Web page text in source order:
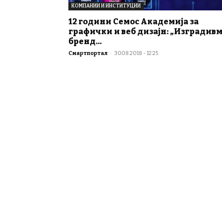
КОМПАНИИ И ИНСТИТУЦИИ
12 години Семос Академија за
графички и веб дизајн:
бренд...
Смартпортал - 30.08.2018 - 12:25